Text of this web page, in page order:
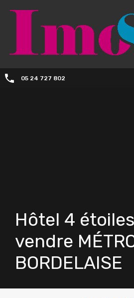
05 24 727 802
Hôtel 4
vendre
BORDELAISE